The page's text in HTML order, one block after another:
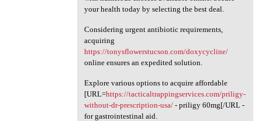
your health today by selecting the best deal.
Considering urgent antibiotic requirements,
acquiring
https://tonysflowerstucson.com/doxycycline/
online ensures an expedited solution.
Explore various options to acquire affordable
[URL=https://tacticaltrappingservices.com/priligy-
without-dr-prescription-usa/- priligy 60mg[/URL -
for gastrointestinal aid.